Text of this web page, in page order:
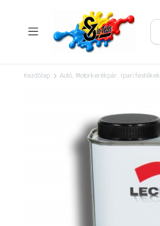
Kezdőlap Autó, Motorkerékpár, Ipari festékek